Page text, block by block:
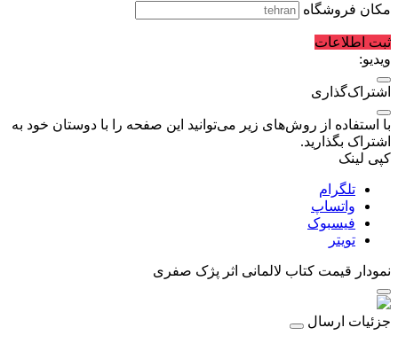
مکان فروشگاه
ثبت اطلاعات
ویدیو:
اشتراک‌گذاری
با استفاده از روش‌های زیر می‌توانید این صفحه را با دوستان خود به
اشتراک بگذارید.
کپی لینک
تلگرام
واتساپ
فیسبوک
تویتر
نمودار قیمت کتاب لالمانی اثر پژک صفری
جزئیات ارسال